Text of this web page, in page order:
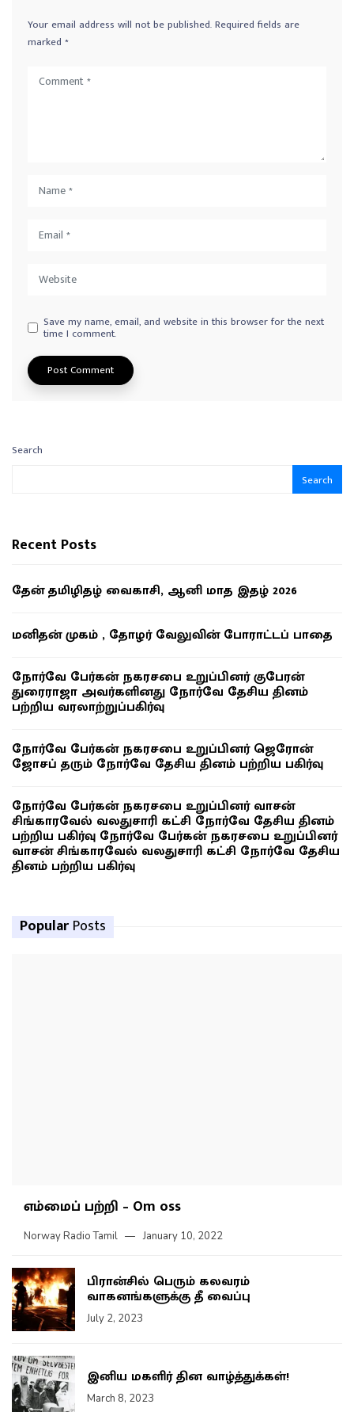
Your email address will not be published.Required fields are
marked *
Save my name, email, and website in this browser for the next
time I comment.
Search
Search
Recent Posts
தேன் தமிழிதழ் வைகாசி, ஆனி மாத இதழ் 2026
மனிதன் முகம் , தோழர் வேலுவின் போராட்டப் பாதை
நோர்வே பேர்கன் நகரசபை உறுப்பினர் குபேரன்
துரைராஜா அவர்களினது நோர்வே தேசிய தினம்
பற்றிய வரலாற்றுப்பகிர்வு
நோர்வே பேர்கன் நகரசபை உறுப்பினர் ஜெரோன்
ஜோசப் தரும் நோர்வே தேசிய தினம் பற்றிய பகிர்வு
நோர்வே பேர்கன் நகரசபை உறுப்பினர் வாசன்
சிங்காரவேல் வலதுசாரி கட்சி நோர்வே தேசிய தினம்
பற்றிய பகிர்வு நோர்வே பேர்கன் நகரசபை உறுப்பினர்
வாசன் சிங்காரவேல் வலதுசாரி கட்சி நோர்வே தேசிய
தினம் பற்றிய பகிர்வு
Popular Posts
எம்மைப் பற்றி – Om oss
Norway Radio Tamil January 10, 2022
பிரான்சில் பெரும் கலவரம்
வாகனங்களுக்கு தீ வைப்பு
July 2, 2023
இனிய மகளிர் தின வாழ்த்துக்கள்!
March 8, 2023